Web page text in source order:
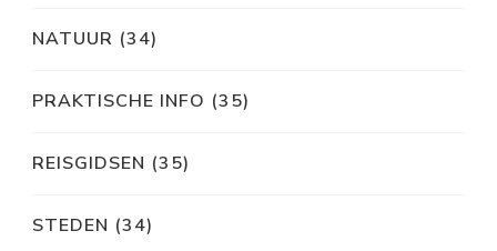
NATUUR (34)
PRAKTISCHE INFO (35)
REISGIDSEN (35)
STEDEN (34)